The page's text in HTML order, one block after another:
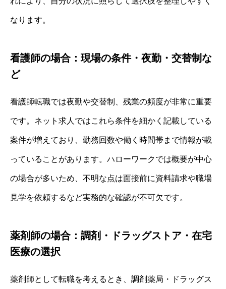
なります。
看護師の場合：現場の条件・夜勤・交替制な
ど
看護師転職では夜勤や交替制、残業の頻度が非常に重要
です。ネット求人ではこれら条件を細かく記載している
案件が増えており、勤務回数や働く時間帯まで情報が載
っていることがあります。ハローワークでは概要が中心
の場合が多いため、不明な点は面接前に資料請求や職場
見学を依頼するなど実務的な確認が不可欠です。
薬剤師の場合：調剤・ドラッグストア・在宅
医療の選択
薬剤師として転職を考えるとき、調剤薬局・ドラッグス